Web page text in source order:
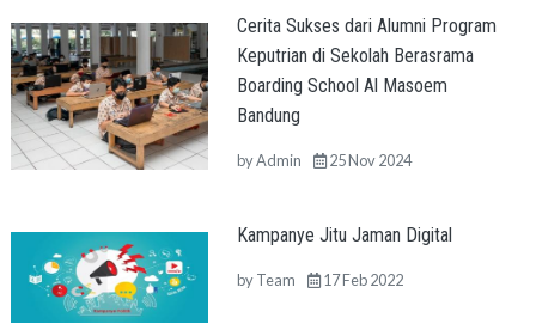
Cerita Sukses dari Alumni Program
Keputrian di Sekolah Berasrama
Boarding School Al Masoem
Bandung
byAdmin 25 Nov 2024
Kampanye Jitu Jaman Digital
byTeam 17 Feb 2022